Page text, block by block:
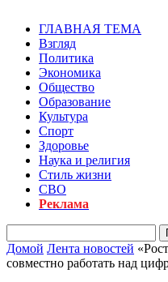
ГЛАВНАЯ ТЕМА
Взгляд
Политика
Экономика
Общество
Образование
Культура
Спорт
Здоровье
Наука и религия
Стиль жизни
СВО
Реклама
Домой Лента новостей
совместно работать над